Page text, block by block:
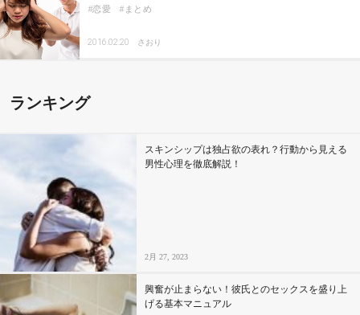
恋愛 まとめ
2016.02.20 さおり
ランキング
スキンシップは独占欲の表れ？行動から見える
男性心理を徹底解説！
2月 27, 2023
興奮が止まらない！彼氏とのセックスを盛り上
げる基本マニュアル